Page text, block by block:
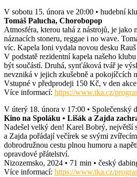
V sobotu 15. února ve 20:00 • hudební
Tomáš Palucha, Chorobopop
Atmosféra, kterou tahá z nástrojů, je jako
náznacích stoneru, reggae i no wave.
víc. Kapela loni vydala novou desku
V podstatě rezidentní kapela našeho
být součástí. Druhá, synťáková tvář je
nevzniká v jejich zkušebně a pokojíčcích
Vstupné v předprodeji 150 Kč, v den
Více informací: https://www.tka.cz/
V úterý 18. února v 17:00 • Společenský
Kino na Spoláku • Lišák a Zajda
Nadešel velký den! Karel Bobrý, největší
a Zajda pořádají večírek se svými
dobrodružnou cestu plnou humoru a
opravdové přátelství.
Nizozemsko, 2024 • 71 min • český
Více informací: https://www.tka.cz/